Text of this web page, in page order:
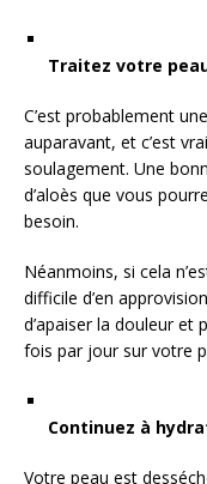
Traitez votre
C’est probablement
auparavant, et c’est
soulagement. Une
d’aloès que vous
besoin.
Néanmoins, si cela
difficile d’en
d’apaiser la douleur et
fois par jour sur votre
Continuez à
Votre peau est